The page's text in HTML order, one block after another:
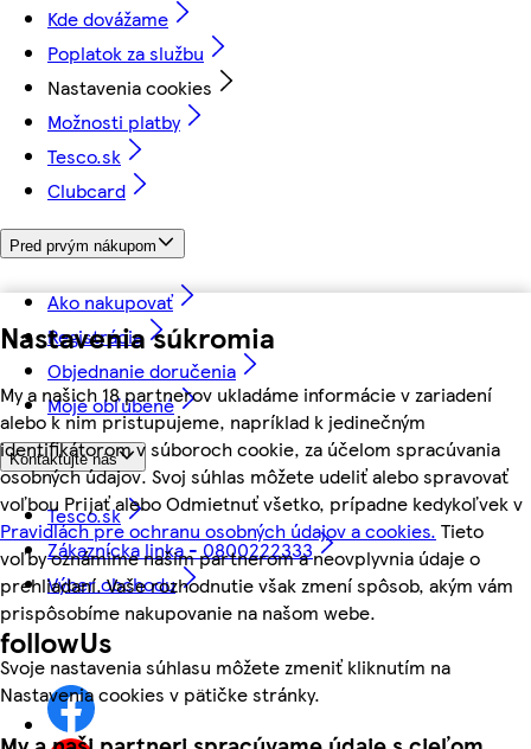
Nastavenia súkromia
My a našich 18 partnerov ukladáme informácie v zariadení
alebo k nim pristupujeme, napríklad k jedinečným
identifikátorom v súboroch cookie, za účelom spracúvania
osobných údajov. Svoj súhlas môžete udeliť alebo spravovať
voľbou Prijať alebo Odmietnuť všetko, prípadne kedykoľvek v
Pravidlách pre ochranu osobných údajov a cookies. Tieto
voľby oznámime našim partnerom a neovplyvnia údaje o
prehliadaní. Vaše rozhodnutie však zmení spôsob, akým vám
prispôsobíme nakupovanie na našom webe.
Svoje nastavenia súhlasu môžete zmeniť kliknutím na
Nastavenia cookies v pätičke stránky.
Kde dovážame
Poplatok za službu
Nastavenia cookies
Možnosti platby
Tesco.sk
Clubcard
Pred prvým nákupom
Ako nakupovať
Registrácia
Objednanie doručenia
Moje obľúbené
Kontaktujte nás
Tesco.sk
Zákaznícka linka - 0800222333
Výber obchodu
followUs